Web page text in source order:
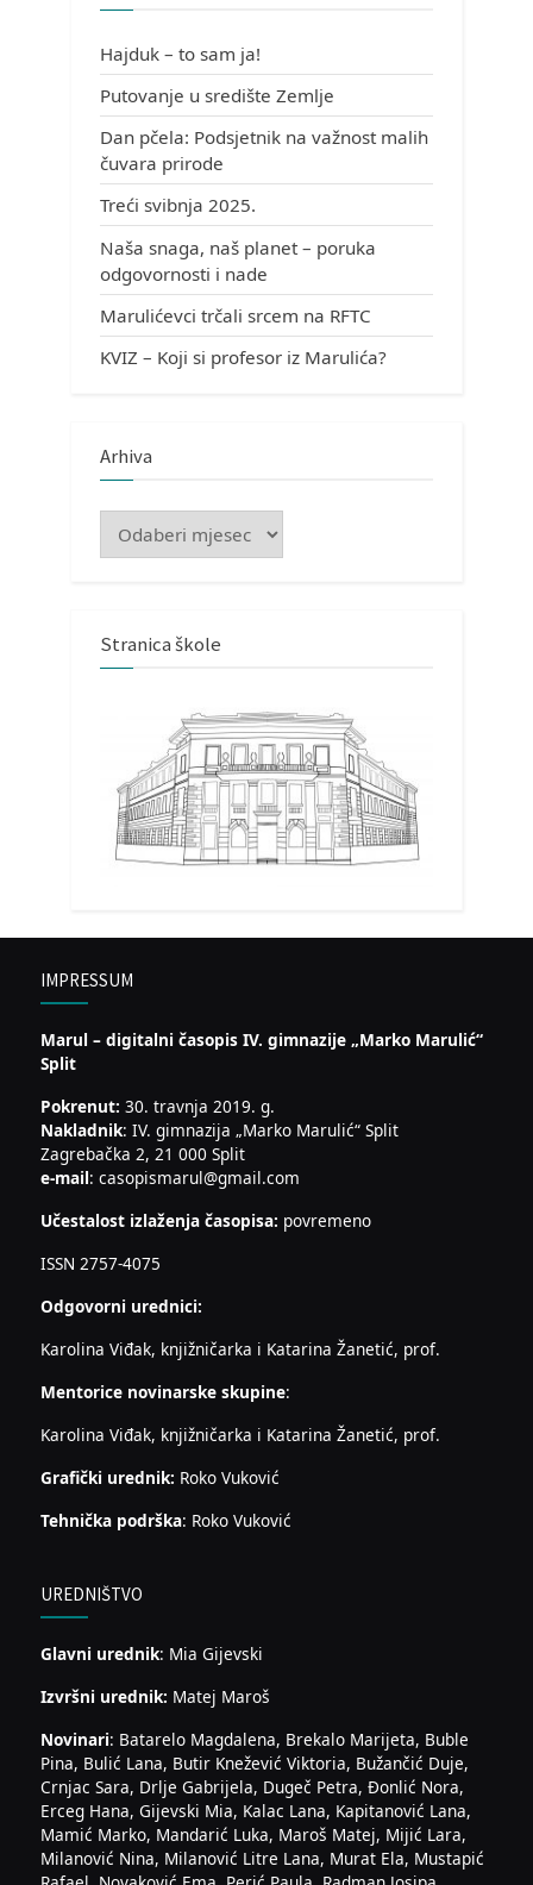
Hajduk – to sam ja!
Putovanje u središte Zemlje
Dan pčela: Podsjetnik na važnost malih
čuvara prirode
Treći svibnja 2025.
Naša snaga, naš planet – poruka
odgovornosti i nade
Marulićevci trčali srcem na RFTC
KVIZ – Koji si profesor iz Marulića?
Arhiva
Arhiva
Stranica škole
IMPRESSUM
Marul – digitalni časopis IV. gimnazije „Marko Marulić“
Split
Pokrenut: 30. travnja 2019. g.
Nakladnik: IV. gimnazija „Marko Marulić“ Split
Zagrebačka 2, 21 000 Split
e-mail: casopismarul@gmail.com
Učestalost izlaženja časopisa: povremeno
ISSN 2757-4075
Odgovorni urednici:
Karolina Viđak, knjižničarka i Katarina Žanetić, prof.
Mentorice novinarske skupine:
Karolina Viđak, knjižničarka i Katarina Žanetić, prof.
Grafički urednik: Roko Vuković
Tehnička podrška: Roko Vuković
UREDNIŠTVO
Glavni urednik: Mia Gijevski
Izvršni urednik: Matej Maroš
Novinari: Batarelo Magdalena, Brekalo Marijeta, Buble
Pina, Bulić Lana, Butir Knežević Viktoria, Bužančić Duje,
Crnjac Sara, Drlje Gabrijela, Dugeč Petra, Đonlić Nora,
Erceg Hana, Gijevski Mia, Kalac Lana, Kapitanović Lana,
Mamić Marko, Mandarić Luka, Maroš Matej, Mijić Lara,
Milanović Nina, Milanović Litre Lana, Murat Ela, Mustapić